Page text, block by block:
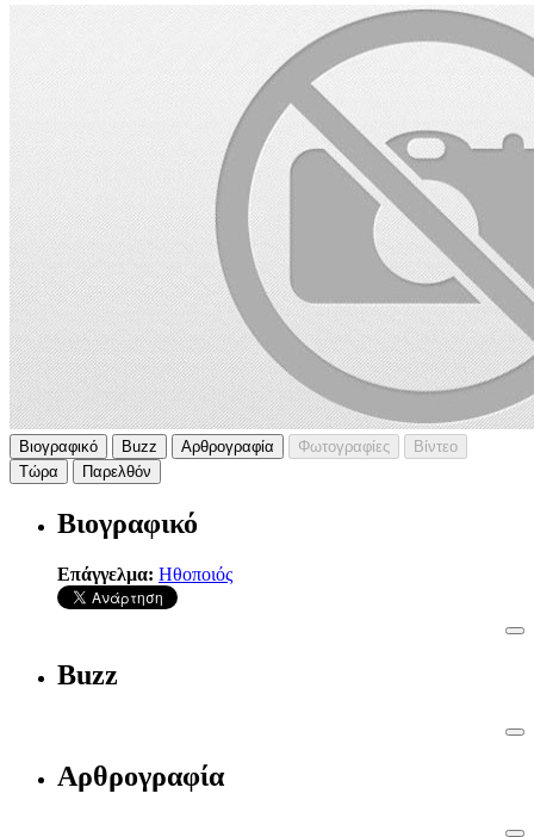
Βιογραφικό Buzz Αρθρογραφία Φωτογραφίες
Βίντεο
Τώρα
Παρελθόν
Βιογραφικό
Επάγγελμα: Ηθοποιός
Buzz
Αρθρογραφία